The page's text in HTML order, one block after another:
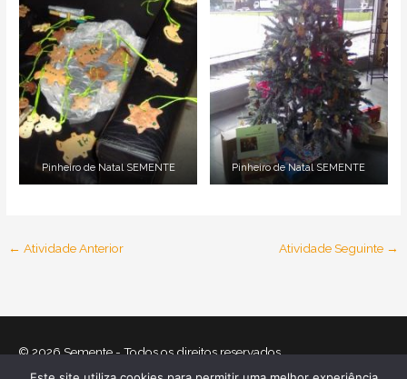
Pinheiro de Natal SEMENTE Pinheiro de Natal SEMENTE
← Atividade Anterior Atividade Seguinte →
© 2026Semente- Todos os direitos reservados